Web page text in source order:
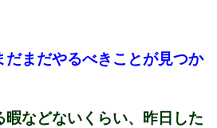
だまだやるべきことが見つか
暇などないくらい、昨日した